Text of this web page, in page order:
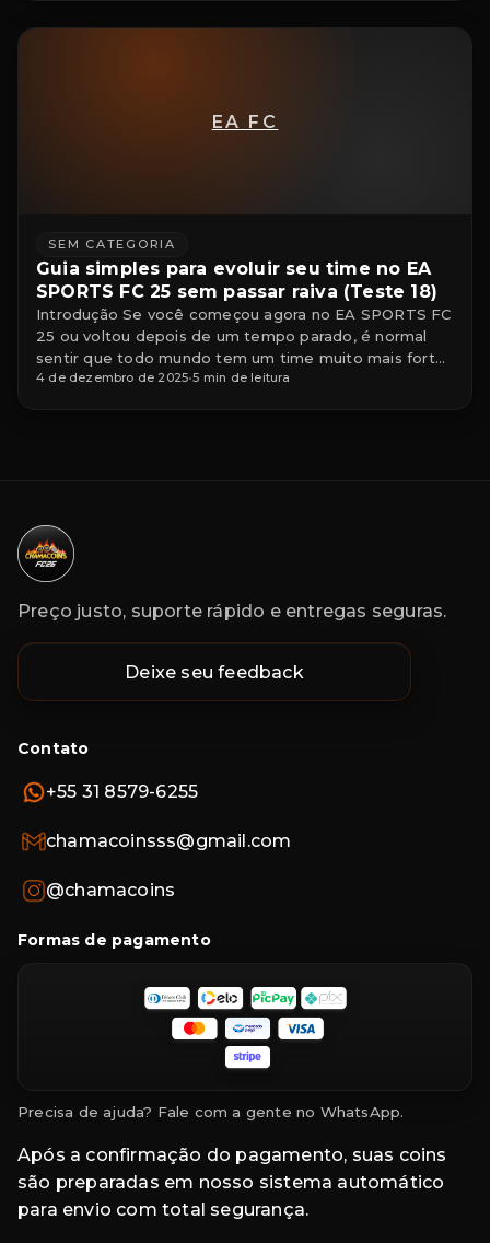
EA FC
SEM CATEGORIA
Guia simples para evoluir seu time no EA
SPORTS FC 25 sem passar raiva (Teste 18)
Introdução Se você começou agora no EA SPORTS FC
25 ou voltou depois de um tempo parado, é normal
sentir que todo mundo tem um time muito mais forte
que o seu. A boa notícia é que dá para evoluir o elenco
4 de dezembro de 2025•5 min de leitura
Preço justo, suporte rápido e entregas seguras.
Deixe seu feedback
Contato
+55 31 8579-6255
chamacoinsss@gmail.com
@chamacoins
Formas de pagamento
Precisa de ajuda? Fale com a gente no WhatsApp.
Após a confirmação do pagamento, suas coins
são preparadas em nosso sistema automático
para envio com total segurança.